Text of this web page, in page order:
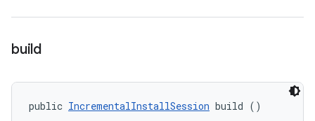
build
public IncrementalInstallSession build ()